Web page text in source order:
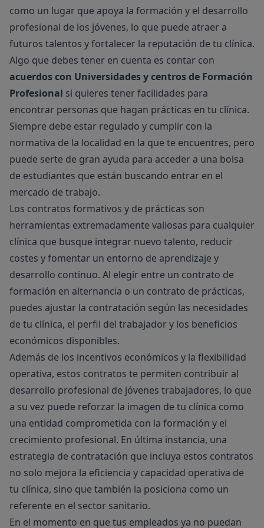
como un lugar que apoya la formación y el desarrollo
profesional de los jóvenes, lo que puede atraer a
futuros talentos y fortalecer la reputación de tu clínica.
Algo que debes tener en cuenta es contar con
acuerdos con Universidades y centros de Formación
Profesional si quieres tener facilidades para
encontrar personas que hagan prácticas en tu clínica.
Siempre debe estar regulado y cumplir con la
normativa de la localidad en la que te encuentres, pero
puede serte de gran ayuda para acceder a una bolsa
de estudiantes que están buscando entrar en el
mercado de trabajo.
Los contratos formativos y de prácticas son
herramientas extremadamente valiosas para cualquier
clínica que busque integrar nuevo talento, reducir
costes y fomentar un entorno de aprendizaje y
desarrollo continuo. Al elegir entre un contrato de
formación en alternancia o un contrato de prácticas,
puedes ajustar la contratación según las necesidades
de tu clínica, el perfil del trabajador y los beneficios
económicos disponibles.
Además de los incentivos económicos y la flexibilidad
operativa, estos contratos te permiten contribuir al
desarrollo profesional de jóvenes trabajadores, lo que
a su vez puede reforzar la imagen de tu clínica como
una entidad comprometida con la formación y el
crecimiento profesional. En última instancia, una
estrategia de contratación que incluya estos contratos
no solo mejora la eficiencia y capacidad operativa de
tu clínica, sino que también la posiciona como un
referente en el sector sanitario.
En el momento en que tus empleados ya no puedan